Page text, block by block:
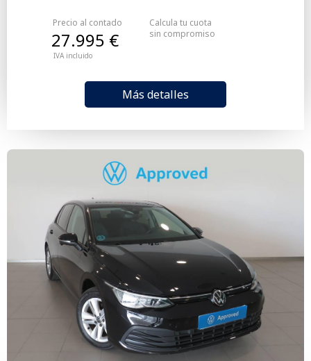
Precio al contado
IVA incluido
27.995 €
Más detalles
Calcula tu cuota
sin compromiso